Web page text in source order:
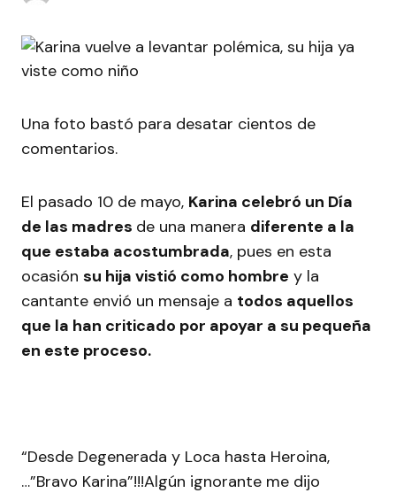
Una foto bastó para desatar cientos de
comentarios.
El pasado 10 de mayo, Karina celebró un Día
de las madres de una manera diferente a la
que estaba acostumbrada, pues en esta
ocasión su hija vistió como hombre y la
cantante envió un mensaje a todos aquellos
que la han criticado por apoyar a su pequeña
en este proceso.
“Desde Degenerada y Loca hasta Heroina,
…”Bravo Karina”!!!Algún ignorante me dijo